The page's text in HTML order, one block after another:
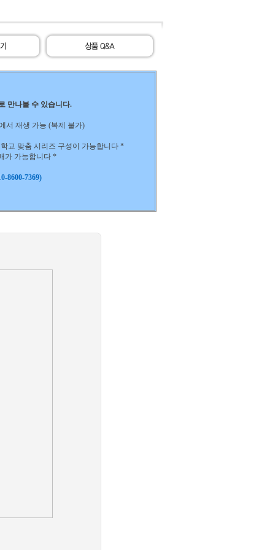
만나볼 수 있습니다.
서 재생 가능 (복제 불가)
교 맞춤 시리즈 구성이 가능합니다 *
가 가능합니다 *
8600-7369)